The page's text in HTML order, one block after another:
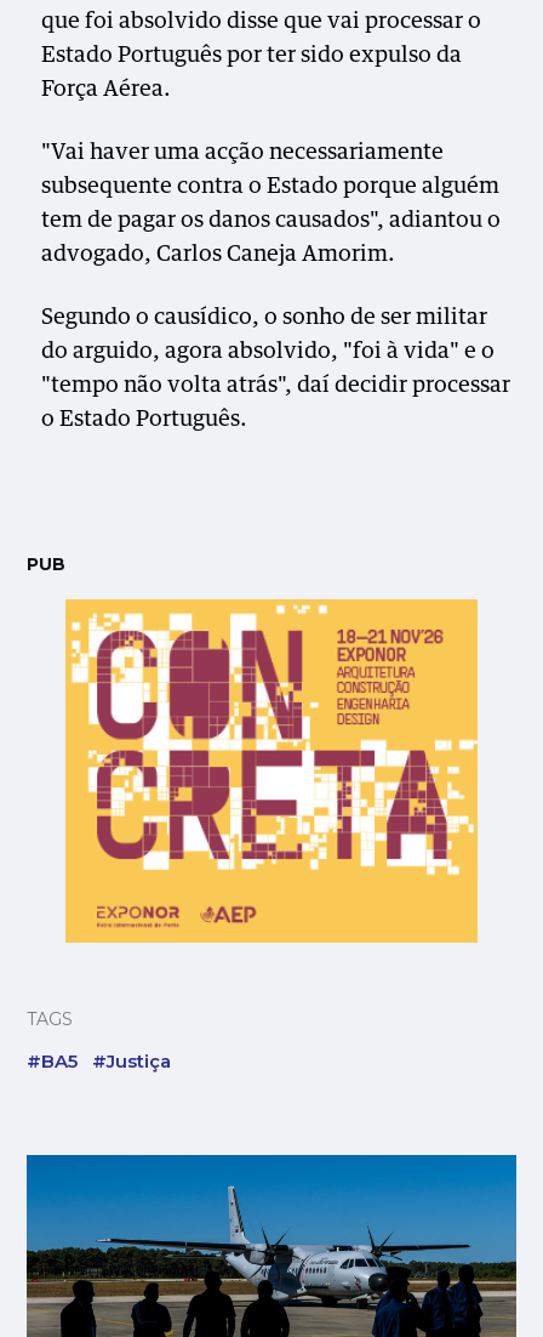
que foi absolvido disse que vai processar o
Estado Português por ter sido expulso da
Força Aérea.
"Vai haver uma acção necessariamente
subsequente contra o Estado porque alguém
tem de pagar os danos causados", adiantou o
advogado, Carlos Caneja Amorim.
Segundo o causídico, o sonho de ser militar
do arguido, agora absolvido, "foi à vida" e o
"tempo não volta atrás", daí decidir processar
o Estado Português.
PUB
TAGS
#BA5 #Justiça